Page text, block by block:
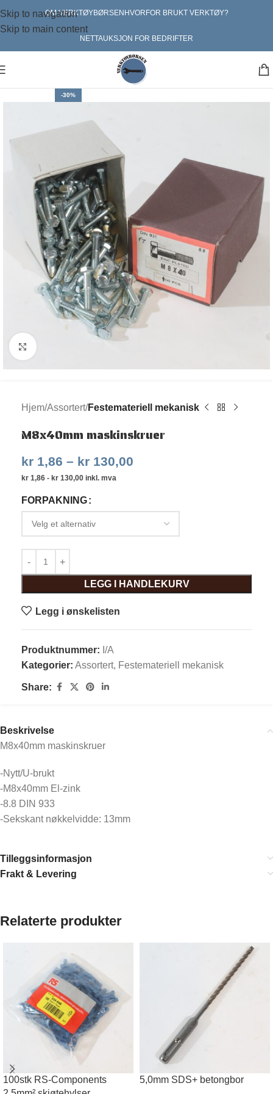
Skip to navigation
Skip to main content
OM VERKTØYBØRSEN HVORFOR BRUKT VERKTØY?
NETTAUKSJON FOR BEDRIFTER
-30%
Klikk for større bilde
Hjem Assortert Festemateriell mekanisk
M8x40mm maskinskruer
kr 1,86 – kr 130,00
kr 1,86 - kr 130,00 inkl. mva
FORPAKNING
LEGG I HANDLEKURV
Legg i ønskelisten
Produktnummer: I/A
Kategorier: Assortert, Festemateriell mekanisk
Share:
Beskrivelse
M8x40mm maskinskruer
-Nytt/U-brukt
-M8x40mm El-zink
-8.8 DIN 933
-Sekskant nøkkelvidde: 13mm
Tilleggsinformasjon
Frakt & Levering
Relaterte produkter
100stk RS-Components
5,0mm SDS+ betongbor